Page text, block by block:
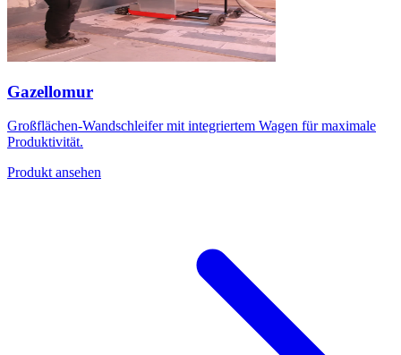
Gazellomur
Großflächen-Wandschleifer mit integriertem Wagen für maximale
Produktivität.
Produkt ansehen